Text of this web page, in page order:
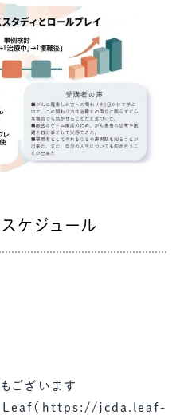
ケジュール
ございます
Leaf（https://jcda.leaf-